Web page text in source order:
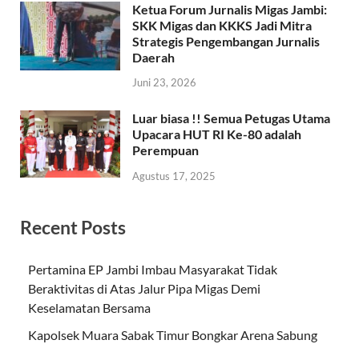
Ketua Forum Jurnalis Migas Jambi:
SKK Migas dan KKKS Jadi Mitra
Strategis Pengembangan Jurnalis
Daerah
Juni 23, 2026
Luar biasa !! Semua Petugas Utama
Upacara HUT RI Ke-80 adalah
Perempuan
Agustus 17, 2025
Recent Posts
Pertamina EP Jambi Imbau Masyarakat Tidak
Beraktivitas di Atas Jalur Pipa Migas Demi
Keselamatan Bersama
Kapolsek Muara Sabak Timur Bongkar Arena Sabung